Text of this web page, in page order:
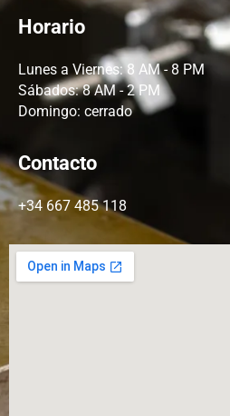
Horario
Lunes a Viernes: 8 AM - 8 PM
Sábados: 8 AM - 2 PM
Domingo: cerrado
Contacto
+34 667 485 118